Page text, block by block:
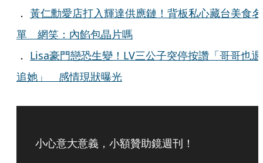
． 黃仁勳愛店打入輝達供應鏈！背板私心藏台美食名
單 網笑：內餡包晶片嗎
． Lisa豪門戀恐生變！LV三公子突停按讚「哥哥也退
追她」 感情現狀曝光
小心意大意義，小額贊助鏡週刊！